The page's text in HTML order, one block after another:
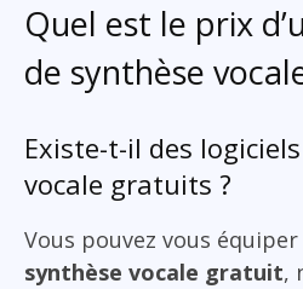
Quel est le prix
de synthèse
Existe-t-il des
vocale gratuits ?
Vous pouvez vous équiper
synthèse vocale gratuit,